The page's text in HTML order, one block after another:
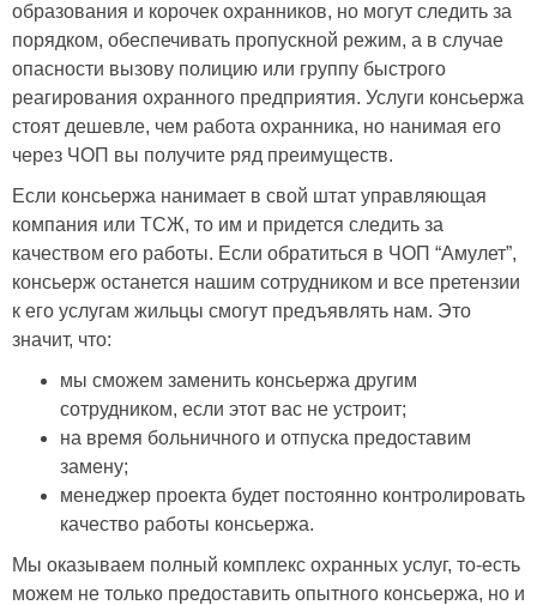
образования и корочек охранников, но могут следить за
порядком, обеспечивать пропускной режим, а в случае
опасности вызову полицию или группу быстрого
реагирования охранного предприятия. Услуги консьержа
стоят дешевле, чем работа охранника, но нанимая его
через ЧОП вы получите ряд преимуществ.
Если консьержа нанимает в свой штат управляющая
компания или ТСЖ, то им и придется следить за
качеством его работы. Если обратиться в ЧОП “Амулет”,
консьерж останется нашим сотрудником и все претензии
к его услугам жильцы смогут предъявлять нам. Это
значит, что:
мы сможем заменить консьержа другим
сотрудником, если этот вас не устроит;
на время больничного и отпуска предоставим
замену;
менеджер проекта будет постоянно контролировать
качество работы консьержа.
Мы оказываем полный комплекс охранных услуг, то-есть
можем не только предоставить опытного консьержа, но и